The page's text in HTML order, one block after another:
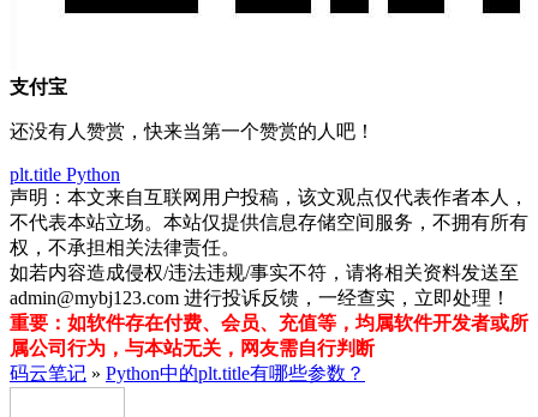
支付宝
还没有人赞赏，快来当第一个赞赏的人吧！
plt.title Python
声明：本文来自互联网用户投稿，该文观点仅代表作者本人，
不代表本站立场。本站仅提供信息存储空间服务，不拥有所有
权，不承担相关法律责任。
如若内容造成侵权/违法违规/事实不符，请将相关资料发送至
admin@mybj123.com 进行投诉反馈，一经查实，立即处理！
重要：如软件存在付费、会员、充值等，均属软件开发者或所
属公司行为，与本站无关，网友需自行判断
码云笔记 » Python中的plt.title有哪些参数？